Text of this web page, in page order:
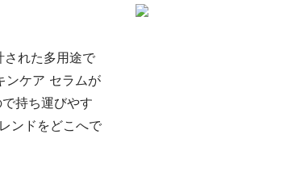
された多用途で
ンケア セラムが
持ち運びやす
ンドをどこへで